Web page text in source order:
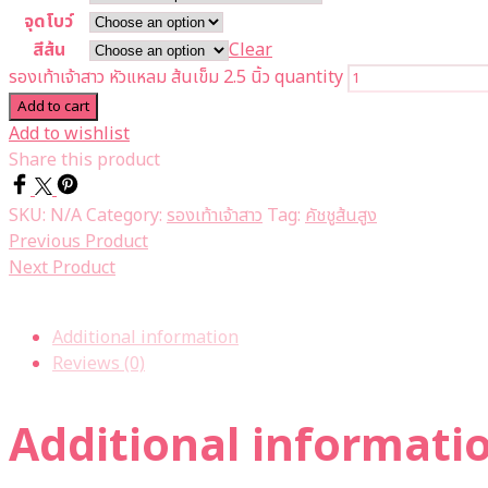
จุดโบว์
สีส้น
Clear
รองเท้าเจ้าสาว หัวแหลม ส้นเข็ม 2.5 นิ้ว quantity
Add to cart
Add to wishlist
Share this product
SKU: N/ACategory: รองเท้าเจ้าสาว Tag: คัชชูส้นสูง
Previous Product
Next Product
Additional information
Reviews (0)
Additional